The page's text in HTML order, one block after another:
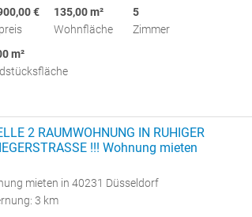
€
135,00 m²
Wohnfläche
5
Zimmer
m²
2 RAUMWOHNUNG IN RUHIGER
!!! Wohnung mieten
mieten in 40231 Düsseldorf
3 km